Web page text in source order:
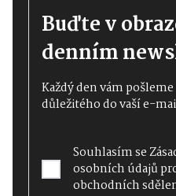
Buďte v
denním
Každý den vám
důležitého do vaší e-
Souhlasím se
osobních údajů
obchodních